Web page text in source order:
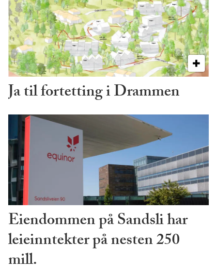
Ja til fortetting i Drammen
Eiendommen på Sandsli har
leieinntekter på nesten 250
mill.